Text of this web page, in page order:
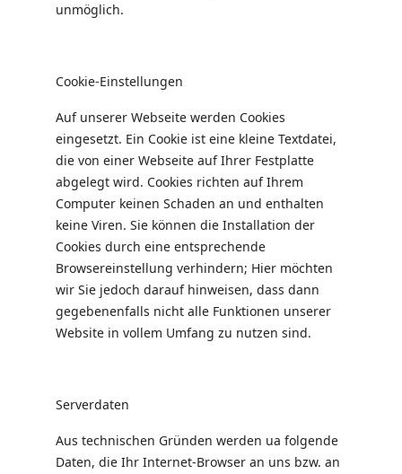
unmöglich.
Cookie-Einstellungen
Auf unserer Webseite werden Cookies
eingesetzt. Ein Cookie ist eine kleine Textdatei,
die von einer Webseite auf Ihrer Festplatte
abgelegt wird. Cookies richten auf Ihrem
Computer keinen Schaden an und enthalten
keine Viren. Sie können die Installation der
Cookies durch eine entsprechende
Browsereinstellung verhindern; Hier möchten
wir Sie jedoch darauf hinweisen, dass dann
gegebenenfalls nicht alle Funktionen unserer
Website in vollem Umfang zu nutzen sind.
Serverdaten
Aus technischen Gründen werden ua folgende
Daten, die Ihr Internet-Browser an uns bzw. an